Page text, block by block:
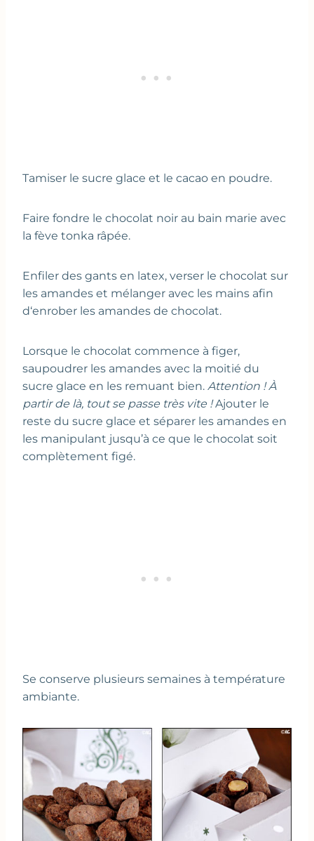
Tamiser le sucre glace et le cacao en poudre.
Faire fondre le chocolat noir au bain marie avec
la fève tonka râpée.
Enfiler des gants en latex, verser le chocolat sur
les amandes et mélanger avec les mains afin
d‘enrober les amandes de chocolat.
Lorsque le chocolat commence à figer,
saupoudrer les amandes avec la moitié du
sucre glace en les remuant bien. Attention ! À
partir de là, tout se passe très vite !Ajouter le
reste du sucre glace et séparer les amandes en
les manipulant jusqu’à ce que le chocolat soit
complètement figé.
Se conserve plusieurs semaines à température
ambiante.